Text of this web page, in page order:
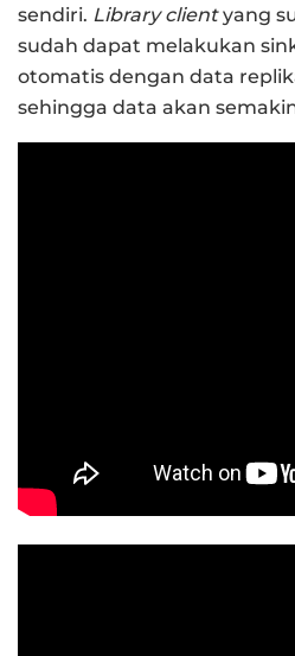
sendiri. Library clientyang
sudah dapat melakukan
otomatis dengan data
sehingga data akan